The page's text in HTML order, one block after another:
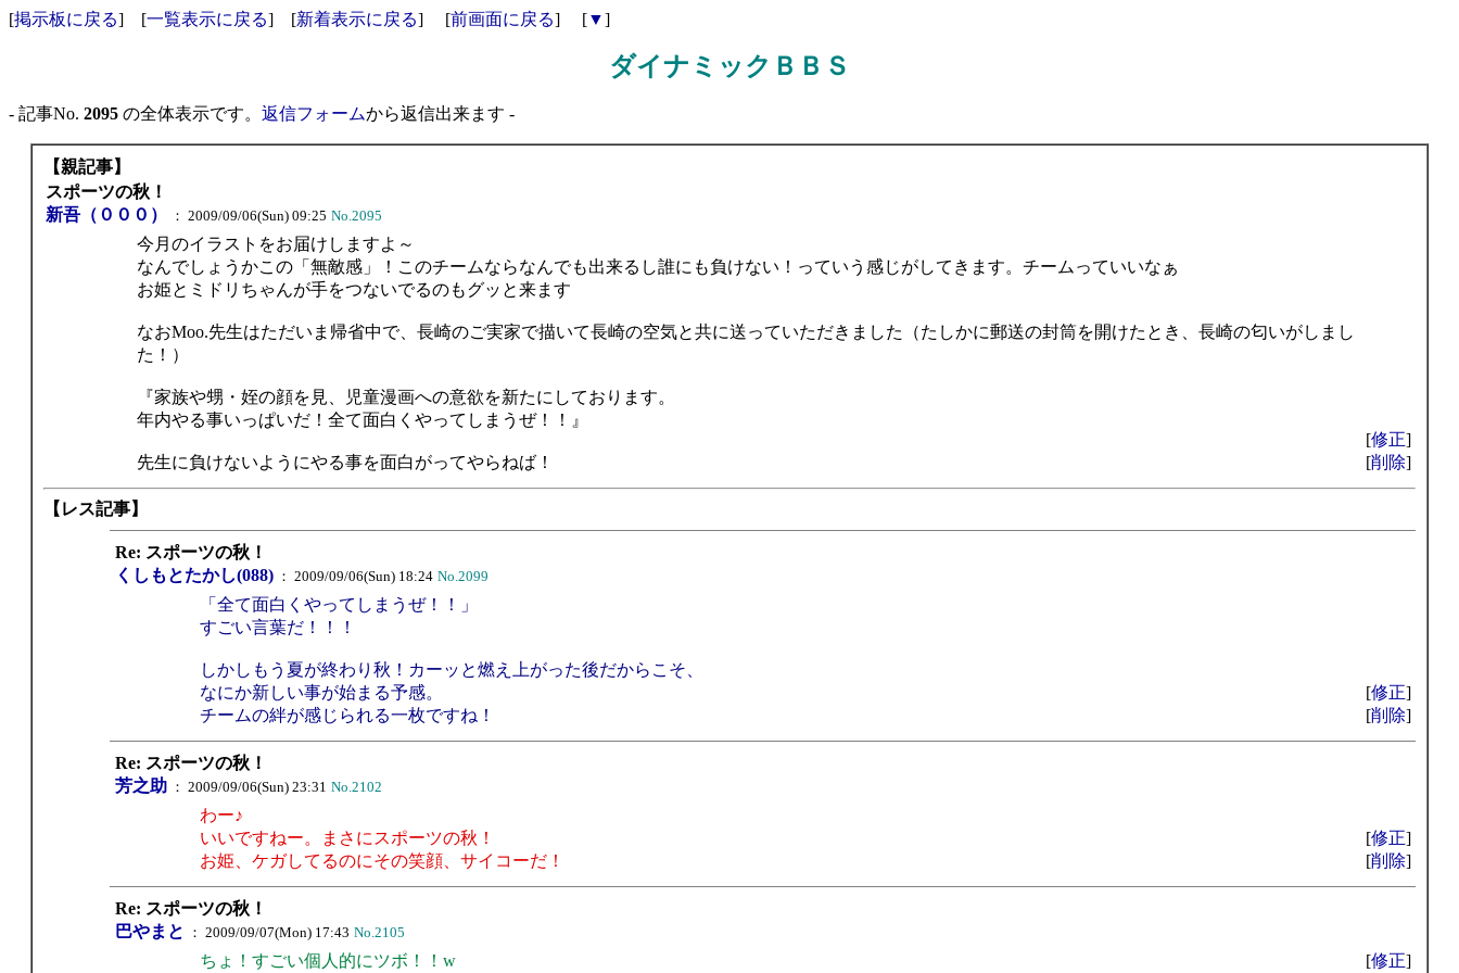
[掲示板に戻る] [一覧表示に戻る] [新着表示に戻る] [前画面に戻る] [▼]
ダイナミックＢＢＳ
- 記事No. 2095 の全体表示です。 返信フォームから返信出来ます -
【親記事】
スポーツの秋！
新吾（０００）
： 2009/09/06(Sun) 09:25 No.2095
今月のイラストをお届けしますよ～
なんでしょうかこの「無敵感」！このチームならなんでも出来るし誰にも負けない！っていう感じがしてきます。チームっていいなぁ
お姫とミドリちゃんが手をつないでるのもグッと来ます
なおMoo.先生はただいま帰省中で、長崎のご実家で描いて長崎の空気と共に送っていただきました（たしかに郵送の封筒を開けたとき、長崎の匂いがしまし
た！）
『家族や甥・姪の顔を見、児童漫画への意欲を新たにしております。
年内やる事いっぱいだ！全て面白くやってしまうぜ！！』
先生に負けないようにやる事を面白がってやらねば！
[修正]
[削除]
【レス記事】
Re: スポーツの秋！
くしもとたかし(088) ： 2009/09/06(Sun) 18:24 No.2099
「全て面白くやってしまうぜ！！」
すごい言葉だ！！！
しかしもう夏が終わり秋！カーッと燃え上がった後だからこそ、
なにか新しい事が始まる予感。
チームの絆が感じられる一枚ですね！
[修正]
[削除]
Re: スポーツの秋！
芳之助 ： 2009/09/06(Sun) 23:31 No.2102
わー♪
いいですねー。まさにスポーツの秋！
お姫、ケガしてるのにその笑顔、サイコーだ！
[修正]
[削除]
Re: スポーツの秋！
巴やまと
： 2009/09/07(Mon) 17:43 No.2105
ちょ！すごい個人的にツボ！！w [修正]